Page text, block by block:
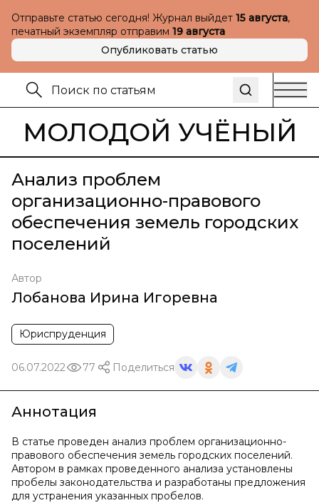
Отправьте статью сегодня! Журнал выйдет 15 августа,
печатный экземпляр отправим 19 августа
Опубликовать статью
МОЛОДОЙ УЧЁНЫЙ
Анализ проблем
организационно-правового
обеспечения земель городских
поселений
Автор
Лобанова Ирина Игоревна
Юриспруденция
06.07.2022 77 Поделиться
Аннотация
В статье проведен анализ проблем организационно-
правового обеспечения земель городских поселений.
Автором в рамках проведенного анализа установлены
пробелы законодательства и разработаны предложения
для устранения указанных пробелов.